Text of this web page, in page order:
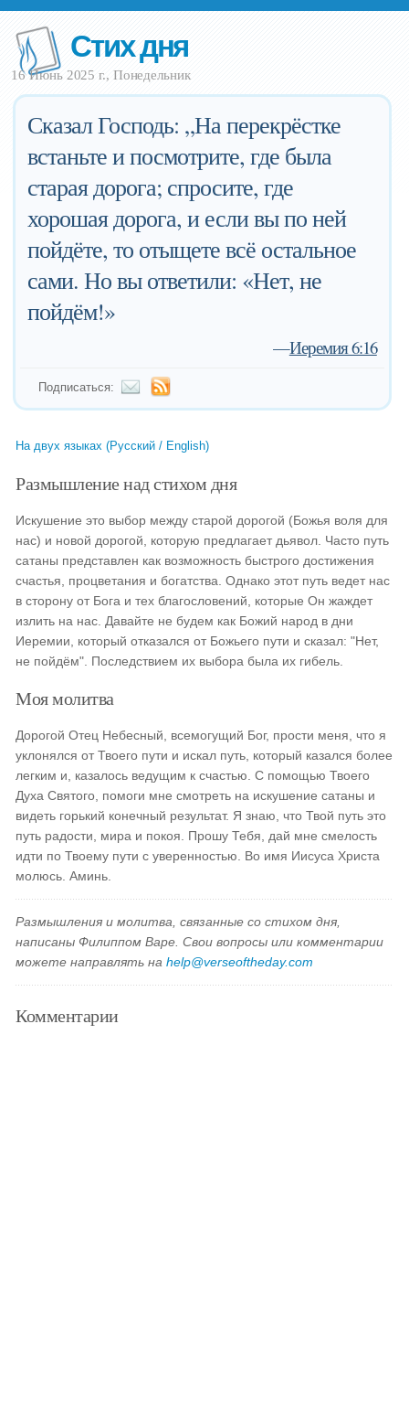
Стих дня
16 Июнь 2025 г., Понедельник
Сказал Господь: „На перекрёстке
встаньте и посмотрите, где была
старая дорога; спросите, где
хорошая дорога, и если вы по ней
пойдёте, то отыщете всё остальное
сами. Но вы ответили: «Нет, не
пойдём!»
—Иеремия 6:16
Подписаться:
На двух языках (Русский / English)
Размышление над стихом дня
Искушение это выбор между старой дорогой (Божья воля для
нас) и новой дорогой, которую предлагает дьявол. Часто путь
сатаны представлен как возможность быстрого достижения
счастья, процветания и богатства. Однако этот путь ведет нас
в сторону от Бога и тех благословений, которые Он жаждет
излить на нас. Давайте не будем как Божий народ в дни
Иеремии, который отказался от Божьего пути и сказал: "Нет,
не пойдём". Последствием их выбора была их гибель.
Моя молитва
Дорогой Отец Небесный, всемогущий Бог, прости меня, что я
уклонялся от Твоего пути и искал путь, который казался более
легким и, казалось ведущим к счастью. С помощью Твоего
Духа Святого, помоги мне смотреть на искушение сатаны и
видеть горький конечный результат. Я знаю, что Твой путь это
путь радости, мира и покоя. Прошу Тебя, дай мне смелость
идти по Твоему пути с уверенностью. Во имя Иисуса Христа
молюсь. Аминь.
Размышления и молитва, связанные со стихом дня,
написаны Филиппом Варе. Свои вопросы или комментарии
можете направлять наhelp@verseoftheday.com
Комментарии